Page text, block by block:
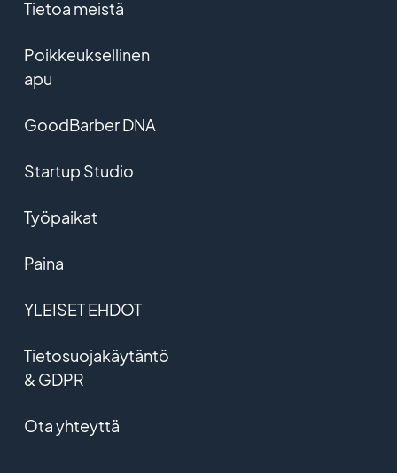
Tietoa meistä
Poikkeuksellinen
apu
GoodBarber DNA
Startup Studio
Työpaikat
Paina
YLEISET EHDOT
Tietosuojakäytäntö
& GDPR
Ota yhteyttä